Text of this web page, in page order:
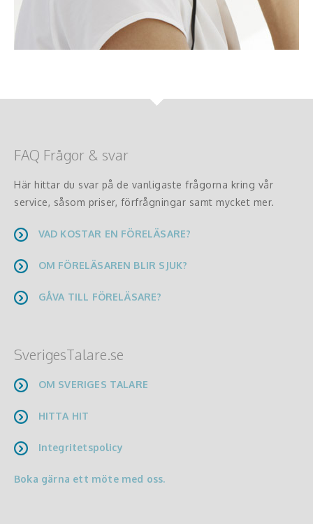
FAQ Frågor & svar
Här hittar du svar på de vanligaste frågorna kring vår
service, såsom priser, förfrågningar samt mycket mer.
VAD KOSTAR EN FÖRELÄSARE?
OM FÖRELÄSAREN BLIR SJUK?
GÅVA TILL FÖRELÄSARE?
SverigesTalare.se
OM SVERIGES TALARE
HITTA HIT
Integritetspolicy
Boka gärna ett möte med oss.